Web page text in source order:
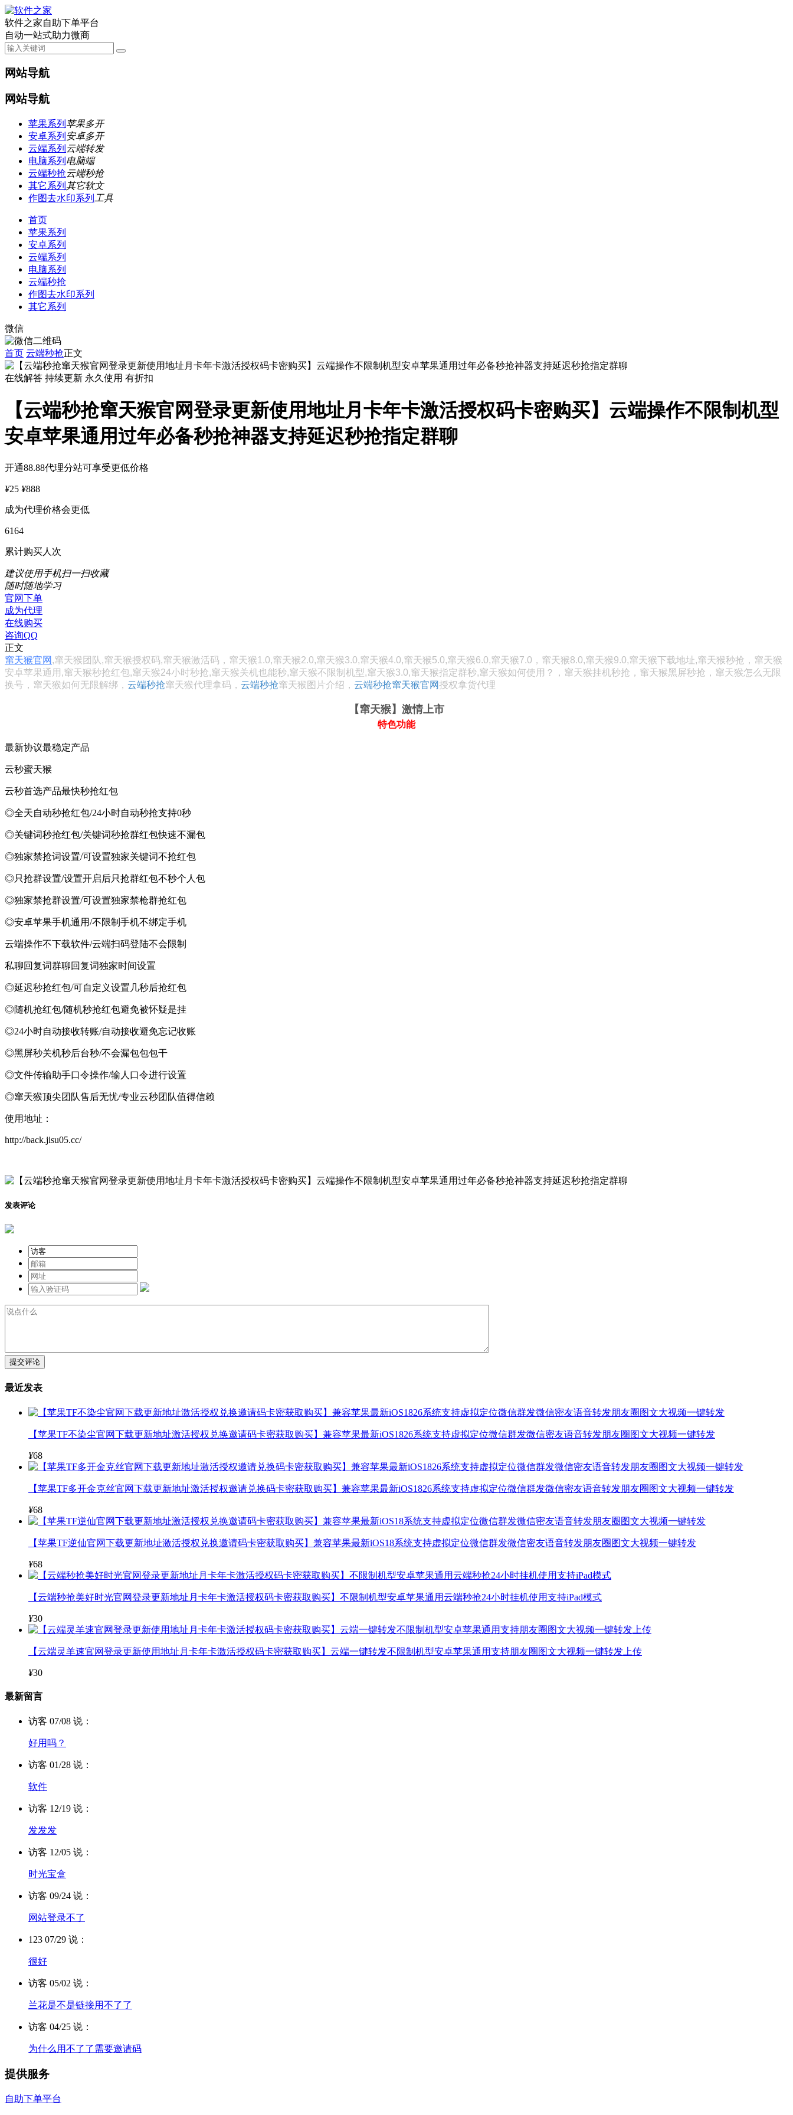
软件之家自助下单平台
自动一站式助力微商
网站导航
网站导航
苹果系列 苹果多开
安卓系列 安卓多开
云端系列 云端转发
电脑系列 电脑端
云端秒抢云端秒抢
其它系列 其它软文
作图去水印系列 工具
首页
苹果系列
安卓系列
云端系列
电脑系列
云端秒抢
作图去水印系列
其它系列
微信
首页 云端秒抢正文
在线解答 持续更新 永久使用 有折扣
【云端秒抢窜天猴官网登录更新使用地址月卡年卡激活授权码卡密购买】云端操作不限制机型
安卓苹果通用过年必备秒抢神器支持延迟秒抢指定群聊
开通88.88代理分站可享受更低价格
¥25 ¥888
成为代理价格会更低
6164
累计购买人次
建议使用手机扫一扫收藏
随时随地学习
官网下单
成为代理
在线购买
咨询QQ
正文
窜天猴官网 ,窜天猴团队,窜天猴授权码,窜天猴激活码，窜天猴1.0,窜天猴2.0,窜天猴3.0,窜天猴4.0,窜天猴5.0,窜天猴6.0,窜天猴7.0，窜天猴8.0,窜天猴9.0,窜天猴下载地址,窜天猴秒抢，窜天猴
安卓苹果通用,窜天猴秒抢红包,窜天猴24小时秒抢,窜天猴关机也能秒,窜天猴不限制机型,窜天猴3.0,窜天猴指定群秒,窜天猴如何使用？，窜天猴挂机秒抢， 窜天猴黑屏秒抢， 窜天猴怎么无限
换号， 窜天猴如何无限解绑， 云端秒抢窜天猴代理拿码， 云端秒抢窜天猴图片介绍， 云端秒抢窜天猴官网授权拿货代理
【窜天猴】激情上市
特色功能
最新协议最稳定产品
云秒蜜天猴
云秒首选产品最快秒抢红包
◎全天自动秒抢红包/24小时自动秒抢支持0秒
◎关键词秒抢红包/关键词秒抢群红包快速不漏包
◎独家禁抢词设置/可设置独家关键词不抢红包
◎只抢群设置/设置开启后只抢群红包不秒个人包
◎独家禁抢群设置/可设置独家禁枪群抢红包
◎安卓苹果手机通用/不限制手机不绑定手机
云端操作不下载软件/云端扫码登陆不会限制
私聊回复词群聊回复词独家时间设置
◎延迟秒抢红包/可自定义设置几秒后抢红包
◎随机抢红包/随机秒抢红包避免被怀疑是挂
◎24小时自动接收转账/自动接收避免忘记收账
◎黑屏秒关机秒后台秒/不会漏包包包干
◎文件传输助手口令操作/输人口令进行设置
◎窜天猴顶尖团队售后无忧/专业云秒团队值得信赖
使用地址：
http://back.jisu05.cc/
发表评论
提交评论
最近发表
【苹果TF不染尘官网下载更新地址激活授权兑换邀请码卡密获取购买】兼容苹果最新iOS1826系统支持虚拟定位微信群发微信密友语音转发朋友圈图文大视频一键转发
¥68
【苹果TF多开金克丝官网下载更新地址激活授权邀请兑换码卡密获取购买】兼容苹果最新iOS1826系统支持虚拟定位微信群发微信密友语音转发朋友圈图文大视频一键转发
¥68
【苹果TF逆仙官网下载更新地址激活授权兑换邀请码卡密获取购买】兼容苹果最新iOS18系统支持虚拟定位微信群发微信密友语音转发朋友圈图文大视频一键转发
¥68
【云端秒抢美好时光官网登录更新地址月卡年卡激活授权码卡密获取购买】不限制机型安卓苹果通用云端秒抢24小时挂机使用支持iPad模式
¥30
【云端灵羊速官网登录更新使用地址月卡年卡激活授权码卡密获取购买】云端一键转发不限制机型安卓苹果通用支持朋友圈图文大视频一键转发上传
¥30
最新留言
访客 07/08 说：
好用吗？
访客 01/28 说：
软件
访客 12/19 说：
发发发
访客 12/05 说：
时光宝盒
访客 09/24 说：
网站登录不了
123 07/29 说：
很好
访客 05/02 说：
兰花是不是链接用不了了
访客 04/25 说：
为什么用不了了需要邀请码
提供服务
自助下单平台